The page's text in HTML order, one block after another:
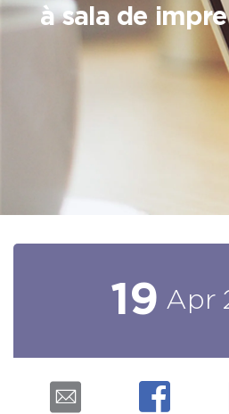
à sala de
19 Apr